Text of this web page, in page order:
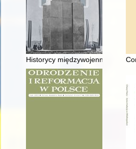
Historycy międzywojenni wobec